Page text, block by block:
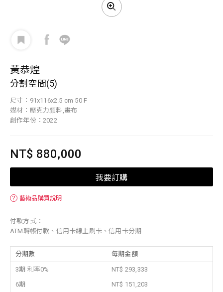
黃恭煌
分割空間(5)
尺寸：91x116x2.5 cm 50 F
媒材：壓克力顏料,畫布
創作年份：2022
NT$ 880,000
我要訂購
？ 藝術品購買說明
付款方式：
ATM轉帳付款、信用卡線上刷卡、信用卡分期
分期數 每期金額
3期 利率0%
NT$ 293,333
6期
NT$ 151,203